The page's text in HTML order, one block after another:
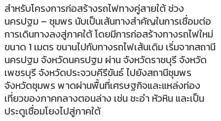
สำหรับโครงการก่อสร้างรถไฟทางคู่สายใต้ ช่วง
นครปฐม – ชุมพร นับเป็นเส้นทางสำคัญในการเชื่อมต่อ
การเดินทางลงสู่ภาคใต้ โดยมีการก่อสร้างทางรถไฟใหม่
ขนาด 1 เมตร ขนานไปกับทางรถไฟเส้นเดิม เริ่มจากสถานี
นครปฐม จังหวัดนครปฐม ผ่าน จังหวัดราชบุรี จังหวัด
เพชรบุรี จังหวัดประจวบคีรีขันธ์ ไปยังสถานีชุมพร
จังหวัดชุมพร พาดผ่านพื้นที่เศรษฐกิจและแหล่งท่อง
เที่ยวของภาคกลางตอนล่าง เช่น ชะอำ หัวหิน และเป็น
ประตูเชื่อมโยงไปสู่ภาคใต้